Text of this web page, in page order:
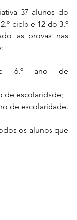
37 alunos do
ciclo e 12 do 3.º
as provas nas
6.º ano de
de escolaridade;
de escolaridade.
os alunos que